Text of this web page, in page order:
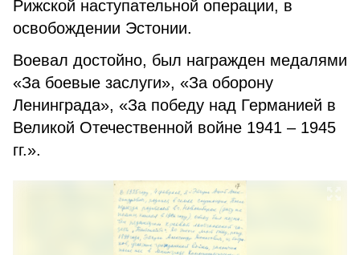
Рижской наступательной операции, в
освобождении Эстонии.
Воевал достойно, был награжден медалями
«За боевые заслуги», «За оборону
Ленинграда», «За победу над Германией в
Великой Отечественной войне 1941 – 1945
гг.».